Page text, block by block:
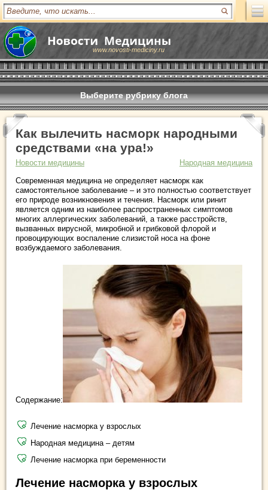
www.novosti-mediciny.ru
Выберите рубрику блога
Как вылечить насморк народными
средствами «на ура!»
Новости медицины
Народная медицина
Современная медицина не определяет насморк как
самостоятельное заболевание – и это полностью соответствует
его природе возникновения и течения. Насморк или ринит
является одним из наиболее распространенных симптомов
многих аллергических заболеваний, а также расстройств,
вызванных вирусной, микробной и грибковой флорой и
провоцирующих воспаление слизистой носа на фоне
возбуждаемого заболевания.
Содержание:
Лечение насморка у взрослых
Народная медицина – детям
Лечение насморка при беременности
Лечение насморка у взрослых